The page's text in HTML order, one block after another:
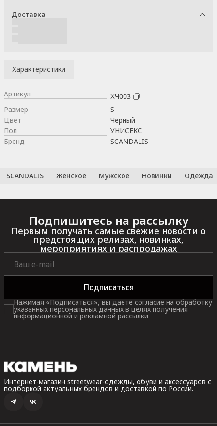
Доставка
Характеристики
Артикул
ХЧ003
Размер
S
Цвет
Черный
Пол
УНИСЕКС
Бренд
SCANDALIS
SCANDALIS Женское Мужское Новинки Одежда
Подпишитесь на рассылку
Первым получать самые свежие новости о
предстоящих релизах, новинках,
мероприятиях и распродажах
Подписаться
Нажимая «Подписаться», вы даете согласие на обработку
указанных персональных данных в целях получения
информационной и рекламной рассылки
Интернет-магазин streetwear-одежды, обуви и аксессуаров с
подборкой актуальных брендов и доставкой по России.